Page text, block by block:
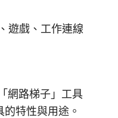
遊戲、工作連線
網路梯子」工具
特性與用途。